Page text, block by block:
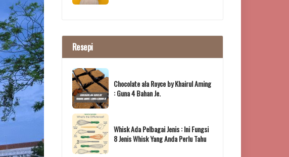
Resepi
Chocolate ala Royce by Khairul Aming
: Guna 4 Bahan Je.
Whisk Ada Pelbagai Jenis : Ini Fungsi
8 Jenis Whisk Yang Anda Perlu Tahu